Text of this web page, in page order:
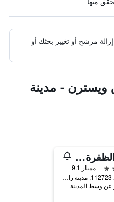
مرشح أو تغيير بحثك أو
ويسترن - مدينة
منتجع الظفرة، فينيَت كوليكشن فندق تابع لمجموعة فنادق آي إيتش جي
ممتاز 9.1
صندوق بريد 112723, مدينة زايد, الامارات العربية المتحدة